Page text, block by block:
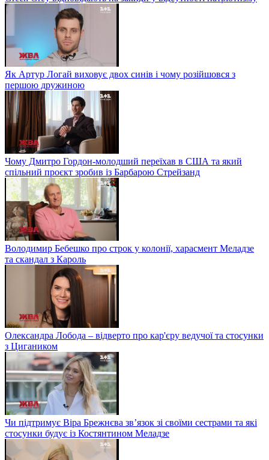
Як Артур Логай виховує двох синів і чому розійшовся з
першою дружиною
Чому Дмитро Гордон-молодший переїхав в США та який
спільний проєкт зробив із Барбарою Стрейзанд
Володимир Бебешко про строк у колонії, харасмент Меладзе
та скандал з Кароль
Олександра Лобода – відверто про кар'єру ведучої та стосунки
з Цигаником
Чи підтримує Віра Брежнєва зв’язок зі своїми сестрами та які
стосунки будує із Костянтином Меладзе